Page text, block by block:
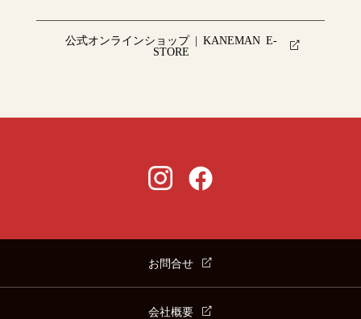
公式オンラインショップ | KANEMAN E-
STORE
お問合せ
会社概要